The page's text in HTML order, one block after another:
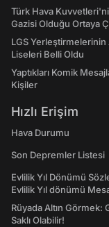
Türk Hava
Gazisi Olduğu Ortaya
LGS Yerleştirmelerinin
Liseleri Belli Oldu
Yaptıkları Komik
Kişiler
Hızlı Erişim
Hava Durumu
Son Depremler Listesi
Evlilik Yıl Dönümü
Evlilik Yıl dönümü
Rüyada Altın Görmek:
Saklı Olabilir!